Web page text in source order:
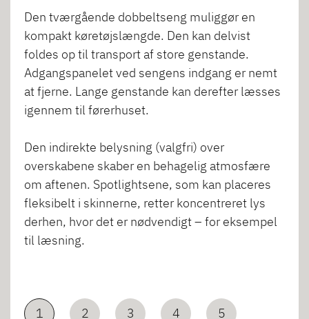
Den tværgående dobbeltseng muliggør en
kompakt køretøjslængde. Den kan delvist
foldes op til transport af store genstande.
Adgangspanelet ved sengens indgang er nemt
at fjerne. Lange genstande kan derefter læsses
igennem til førerhuset.
Den indirekte belysning (valgfri) over
overskabene skaber en behagelig atmosfære
om aftenen. Spotlightsene, som kan placeres
fleksibelt i skinnerne, retter koncentreret lys
derhen, hvor det er nødvendigt – for eksempel
til læsning.
1 2 3 4 5